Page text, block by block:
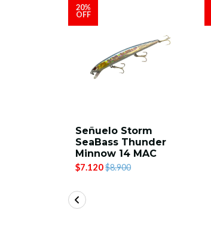
20%
OFF
Señuelo Storm
SeaBass Thunder
Minnow 14 MAC
$7.120$8.900